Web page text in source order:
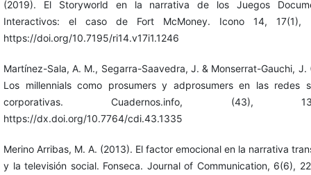
(2019). El Storyworld en la narrativa de los Juegos
Interactivos: el caso de Fort McMoney. Icono 14, 17(1),
https://doi.org/10.7195/ri14.v17i1.1246
Martínez-Sala, A. M., Segarra-Saavedra, J. & Monserrat-Gauchi, J.
Los millennials como prosumers y adprosumers en las redes
corporativas. Cuadernos.info, (43),
https://dx.doi.org/10.7764/cdi.43.1335
Merino Arribas, M. A. (2013). El factor emocional en la narrativa
y la televisión social. Fonseca. Journal of Communication, 6(6),